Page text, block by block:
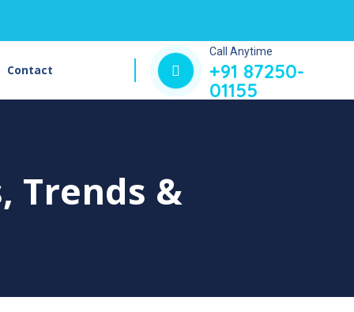
Contact
Call Anytime
+91 87250-
01155
Trends &